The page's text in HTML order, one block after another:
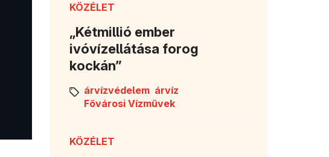
KÖZÉLET
„Kétmillió ember
ivóvízellátása forog
kockán”
árvízvédelem árvíz
Fővárosi Vízművek
KÖZÉLET